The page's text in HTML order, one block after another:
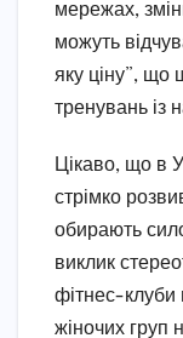
мережах,
можуть
яку ціну”, що
тренувань із
Цікаво, що в
стрімко
обирають
виклик
фітнес-клуби
жіночих груп